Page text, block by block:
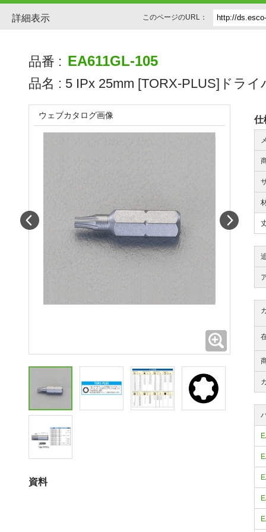
詳細表示 このページのURL：
品番 : EA611GL-105
品名 : 5 IPx 25mm [TORX-PLUS]ドラ
仕
ウェブカタログ画像
資料